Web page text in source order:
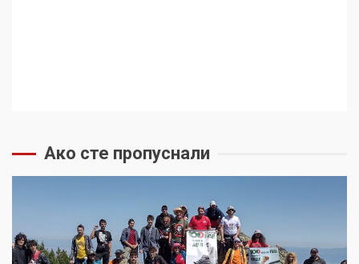
Ако сте пропуснали